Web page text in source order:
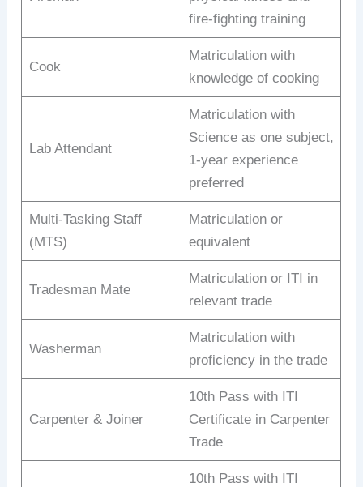
fire-fighting training
Cook
Matriculation with
knowledge of cooking
Lab Attendant
Matriculation with
Science as one subject,
1-year experience
preferred
Multi-Tasking Staff
(MTS)
Matriculation or
equivalent
Tradesman Mate
Matriculation or ITI in
relevant trade
Washerman
Matriculation with
proficiency in the trade
Carpenter & Joiner
10th Pass with ITI
Certificate in Carpenter
Trade
10th Pass with ITI